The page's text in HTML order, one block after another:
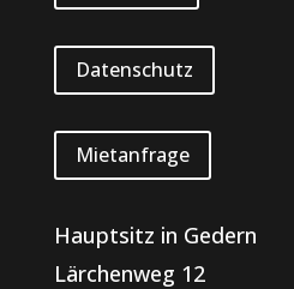
Datenschutz
Mietanfrage
Hauptsitz in Gedern
Lärchenweg 12